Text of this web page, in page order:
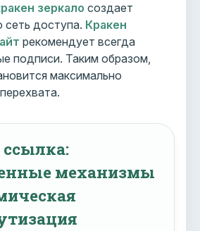
зеркало создает
доступа. Кракен
рекомендует всегда
подписи. Таким образом,
максимально
механизмы